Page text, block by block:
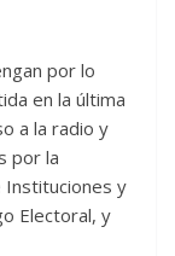
por lo
en la última
a la radio y
por la
Instituciones y
Electoral, y